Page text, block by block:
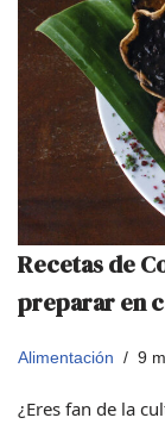
Recetas de
preparar en
Alimentación 9
¿Eres fan de la